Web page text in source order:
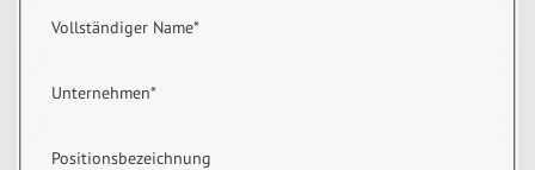
Vollständiger Name*
Unternehmen*
Positionsbezeichnung